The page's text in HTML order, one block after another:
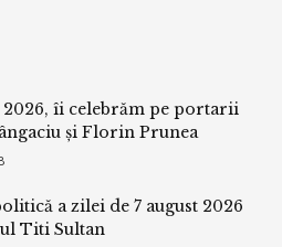
2026, îi celebrăm pe portarii
și Florin Prunea
a zilei de 7 august 2026
Titi Sultan